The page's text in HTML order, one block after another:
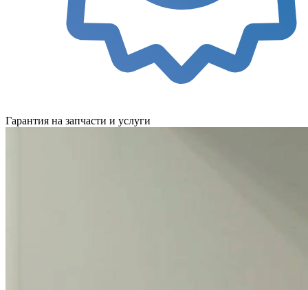
Гарантия на запчасти и услуги